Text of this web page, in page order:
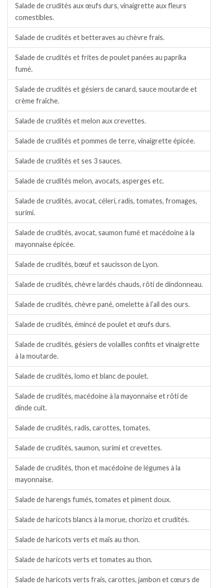
Salade de crudités aux œufs durs, vinaigrette aux fleurs
comestibles.
Salade de crudités et betteraves au chèvre frais.
Salade de crudités et frites de poulet panées au paprika
fumé.
Salade de crudités et gésiers de canard, sauce moutarde et
crème fraîche.
Salade de crudités et melon aux crevettes.
Salade de crudités et pommes de terre, vinaigrette épicée.
Salade de crudités et ses 3 sauces.
Salade de crudités melon, avocats, asperges etc.
Salade de crudités, avocat, céleri, radis, tomates, fromages,
surimi.
Salade de crudités, avocat, saumon fumé et macédoine à la
mayonnaise épicée.
Salade de crudités, bœuf et saucisson de Lyon.
Salade de crudités, chèvre lardés chauds, rôti de dindonneau.
Salade de crudités, chèvre pané, omelette à l’ail des ours.
Salade de crudités, émincé de poulet et œufs durs.
Salade de crudités, gésiers de volailles confits et vinaigrette
à la moutarde.
Salade de crudités, lomo et blanc de poulet.
Salade de crudités, macédoine à la mayonnaise et rôti de
dinde cuit.
Salade de crudités, radis, carottes, tomates.
Salade de crudités, saumon, surimi et crevettes.
Salade de crudités, thon et macédoine de légumes à la
mayonnaise.
Salade de harengs fumés, tomates et piment doux.
Salade de haricots blancs à la morue, chorizo et crudités.
Salade de haricots verts et maïs au thon.
Salade de haricots verts et tomates au thon.
Salade de haricots verts frais, carottes, jambon et cœurs de